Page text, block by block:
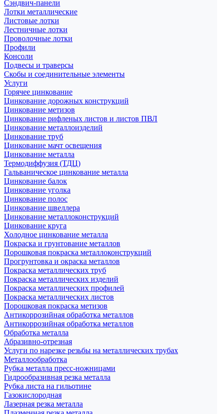
Сэндвич-панели
Лотки металлические
Листовые лотки
Лестничные лотки
Проволочные лотки
Профили
Консоли
Подвесы и траверсы
Скобы и соединительные элементы
Услуги
Горячее цинкование
Цинкование дорожных конструкций
Цинкование метизов
Цинкование рифленых листов и листов ПВЛ
Цинкование металлоизделий
Цинкование труб
Цинкование мачт освещения
Цинкование металла
Термодиффузия (ТДЦ)
Гальваническое цинкование металла
Цинкование балок
Цинкование уголка
Цинкование полос
Цинкование швеллера
Цинкование металлоконструкций
Цинкование круга
Холодное цинкование металла
Покраска и грунтование металлов
Порошковая покраска металлоконструкций
Прогрунтовка и окраска металлов
Покраска металлических труб
Покраска металлических изделий
Покраска металлических профилей
Покраска металлических листов
Порошковая покраска метизов
Антикоррозийная обработка металлов
Антикоррозийная обработка металлов
Обработка металла
Абразивно-отрезная
Услуги по нарезке резьбы на металлических трубах
Металлообработка
Рубка металла пресс-ножницами
Гидрообразивная резка металла
Рубка листа на гильотине
Газокислородная
Лазерная резка металла